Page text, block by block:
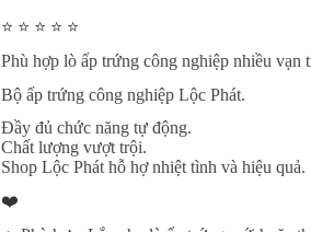
⭐️ ⭐️ ⭐️ ⭐️ ⭐️
Phù hợp lò ấp trứng công nghiệp nhiều vạn
Bộ ấp trứng công nghiệp Lộc Phát.
Đầy đủ chức năng tự động.
Chất lượng vượt trội.
Shop Lộc Phát hỗ hợ nhiệt tình và hiệu quả.
❤️